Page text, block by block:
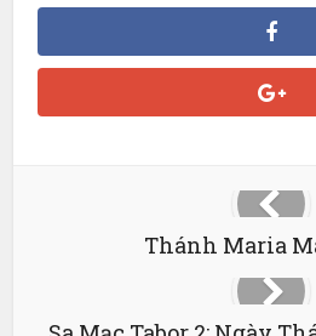
Thánh Maria